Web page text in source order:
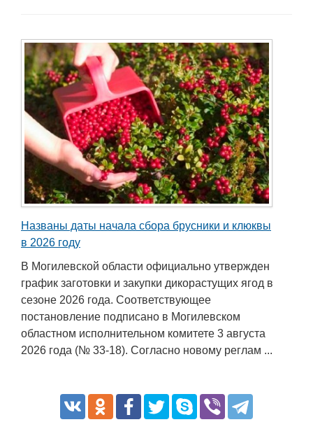
Названы даты начала сбора брусники и клюквы
в 2026 году
В Могилевской области официально утвержден
график заготовки и закупки дикорастущих ягод в
сезоне 2026 года. Соответствующее
постановление подписано в Могилевском
областном исполнительном комитете 3 августа
2026 года (№ 33-18). Согласно новому реглам ...